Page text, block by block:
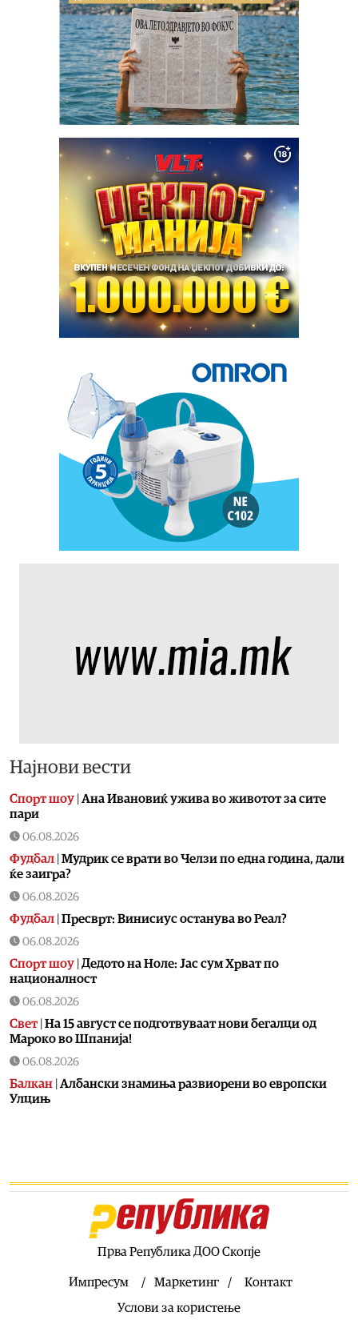
Најнови вести
Спорт шоу Aна Ивановиќ ужива во животот за сите
пари
06.08.2026
Фудбал Мудрик се врати во Челзи по една година, дали
ќе заигра?
06.08.2026
Фудбал Пресврт: Винисиус останува во Реал?
06.08.2026
Спорт шоу Дедото на Ноле: Јас сум Хрват по
националност
06.08.2026
Свет| На 15 август се подготвуваат нови бегалци од
Мароко во Шпанија!
06.08.2026
Балкан Албански знамиња развиорени во европски
Улцињ
06.08.2026
Помалку првачиња, помалку иднина:
Демографската криза веќе стигна до училишните
Први случаи на западнонилска треска во
со невроинвазивна форма
Прва Република ДОО Скопје
Импресум Маркетинг
Контакт
Услови за користење